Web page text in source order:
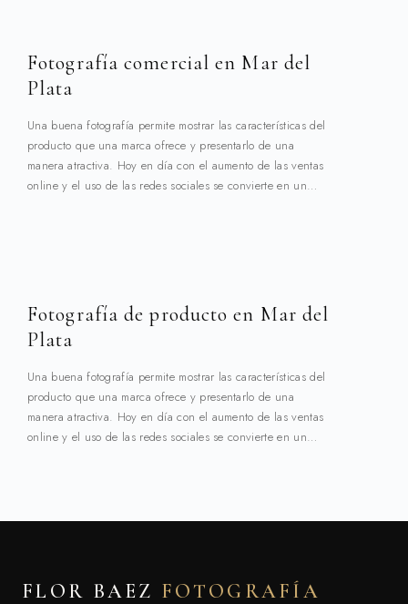
Fotografía comercial en Mar del
Plata
Una buena fotografía permite mostrar las características del
producto que una marca ofrece y presentarlo de una
manera atractiva. Hoy en día con el aumento de las ventas
online y el uso de las redes sociales se convierte en un…
Fotografía de producto en Mar del
Plata
Una buena fotografía permite mostrar las características del
producto que una marca ofrece y presentarlo de una
manera atractiva. Hoy en día con el aumento de las ventas
online y el uso de las redes sociales se convierte en un…
FLOR BAEZ FOTOGRAFÍA